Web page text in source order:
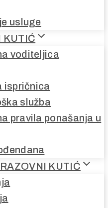
usluge
KUTIĆ
voditeljica
ispričnica
služba
pravila ponašanja u
KUTIĆ